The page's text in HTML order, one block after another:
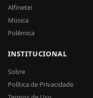
Alfinetei
Música
Polêmica
INSTITUCIONAL
Sobre
Política de Privacidade